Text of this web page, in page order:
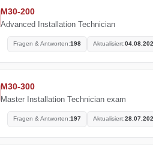
M30-200
Advanced Installation Technician
Fragen & Antworten:198 Aktualisiert:
M30-300
Master Installation Technician exam
Fragen & Antworten:197 Aktualisiert: